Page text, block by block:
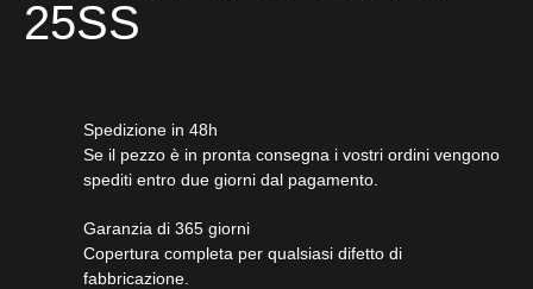
25SS
Spedizione in 48h
Se il pezzo è in pronta consegna i vostri ordini vengono
spediti entro due giorni dal pagamento.
Garanzia di 365 giorni
Copertura completa per qualsiasi difetto di
fabbricazione.